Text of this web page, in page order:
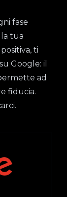
fase
tua
ti
Google: il
ad
fiducia.